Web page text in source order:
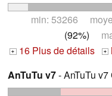
min: 53266
(92%)
+ 16 Plus de détails +
AnTuTu v7- AnTuTu v7